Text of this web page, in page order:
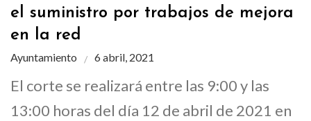
el suministro por trabajos de mejora
en la red
Ayuntamiento 6 abril, 2021
El corte se realizará entre las 9:00 y las
13:00 horas del día 12 de abril de 2021 en